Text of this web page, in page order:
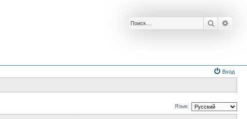
Поиск
Вход
Язык: